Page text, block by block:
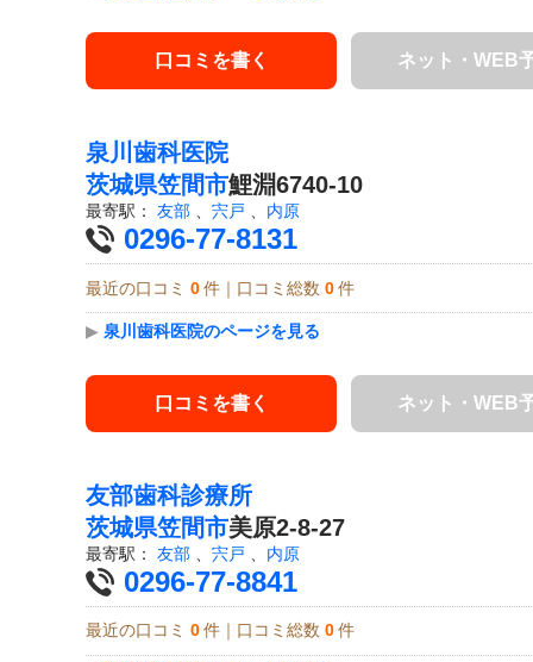
口コミを書く ネット・WEB
泉川歯科医院
茨城県笠間市鯉淵6740-10
最寄駅： 友部 、 宍戸 、 内原
0296-77-8131
最近の口コミ 0 件｜口コミ総数 0 件
▶ 泉川歯科医院のページを見る
口コミを書く ネット・WEB
友部歯科診療所
茨城県笠間市美原2-8-27
最寄駅： 友部 宍戸 内原
0296-77-8841
最近の口コミ 0 件｜口コミ総数 0 件